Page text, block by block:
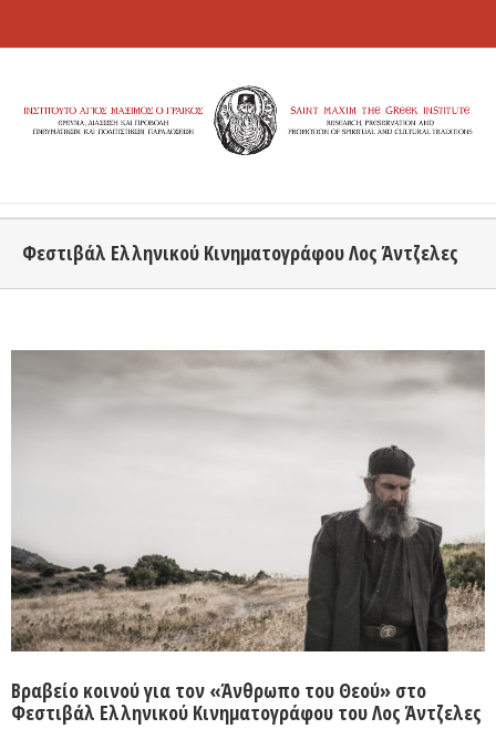
Φεστιβάλ Ελληνικού Κινηματογράφου Λος Άντζελες
Βραβείο κοινού για τον «Άνθρωπο του Θεού» στο
Φεστιβάλ Ελληνικού Κινηματογράφου του Λος Άντζελες